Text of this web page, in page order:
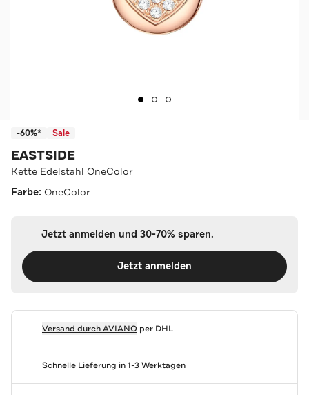
-60%* Sale
EASTSIDE
Kette Edelstahl OneColor
Farbe: OneColor
Jetzt anmelden und 30-70% sparen.
Jetzt anmelden
Versand durchAVIANOper DHL
Schnelle Lieferung in 1-3 Werktagen